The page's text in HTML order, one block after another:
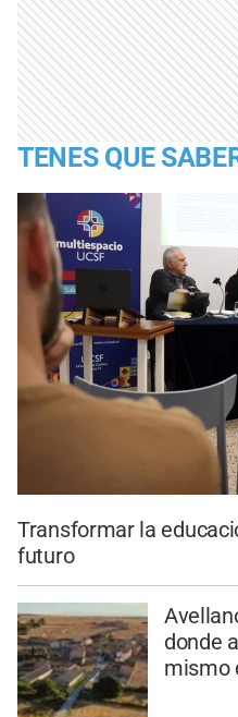
TENES QUE
Transformar la
futuro
donde
mismo